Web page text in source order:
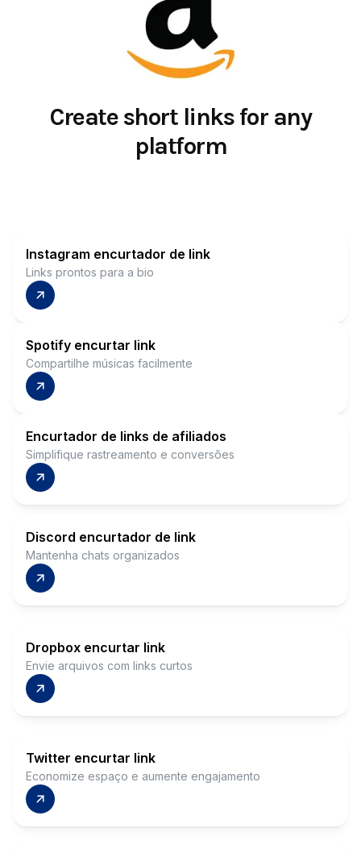
Create short links for any
platform
Instagram encurtador de link
Links prontos para a bio
Spotify encurtar link
Compartilhe músicas facilmente
Encurtador de links de afiliados
Simplifique rastreamento e conversões
Discord encurtador de link
Mantenha chats organizados
Dropbox encurtar link
Envie arquivos com links curtos
Twitter encurtar link
Economize espaço e aumente engajamento